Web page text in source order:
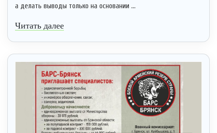
а делать выводы только на основании ...
Читать далее